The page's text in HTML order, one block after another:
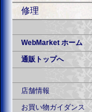
修理
WebMarket ホーム
通販トップへ
店舗情報
お買い物ガイダンス